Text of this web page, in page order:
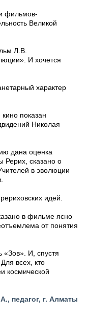
фильмов-
Великой
Л.В.
И хочется
характер
показан
Николая
дана оценка
Рерих, сказано о
в эволюции
идей.
в фильме ясно
от понятия
«Зов». И, спустя
всех, кто
космической
педагог, г. Алматы